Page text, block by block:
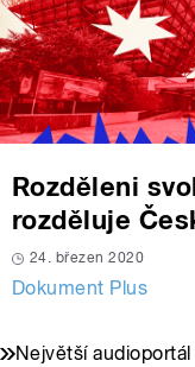
Rozděleni
rozděluje
24. březen 2020
Dokument Plus
Největší